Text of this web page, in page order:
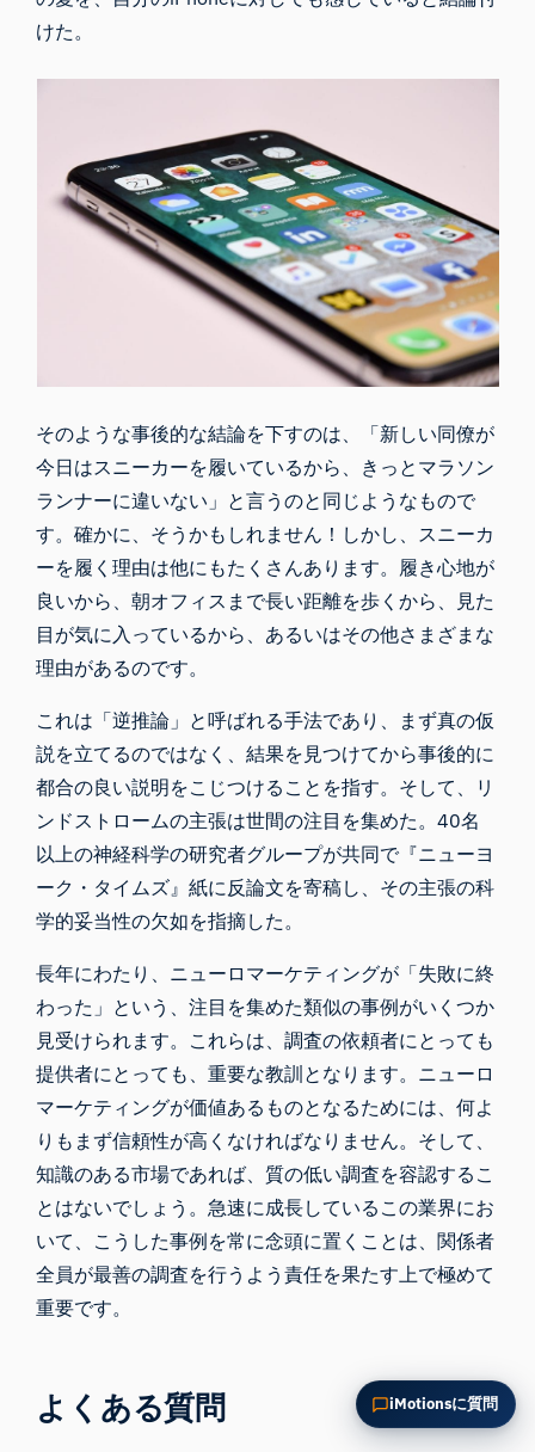
けた。
そのような事後的な結論を下すのは、「新しい同僚が
今日はスニーカーを履いているから、きっとマラソン
ランナーに違いない」と言うのと同じようなもので
す。確かに、そうかもしれません！しかし、スニーカ
ーを履く理由は他にもたくさんあります。履き心地が
良いから、朝オフィスまで長い距離を歩くから、見た
目が気に入っているから、あるいはその他さまざまな
理由があるのです。
これは「逆推論」と呼ばれる手法であり、まず真の仮
説を立てるのではなく、結果を見つけてから事後的に
都合の良い説明をこじつけることを指す。そして、リ
ンドストロームの主張は世間の注目を集めた。40名
以上の神経科学の研究者グループが共同で『ニューヨ
ーク・タイムズ』紙に反論文を寄稿し、その主張の科
学的妥当性の欠如を指摘した。
長年にわたり、ニューロマーケティングが「失敗に終
わった」という、注目を集めた類似の事例がいくつか
見受けられます。これらは、調査の依頼者にとっても
提供者にとっても、重要な教訓となります。ニューロ
マーケティングが価値あるものとなるためには、何よ
りもまず信頼性が高くなければなりません。そして、
知識のある市場であれば、質の低い調査を容認するこ
とはないでしょう。急速に成長しているこの業界にお
いて、こうした事例を常に念頭に置くことは、関係者
全員が最善の調査を行うよう責任を果たす上で極めて
重要です。
よくある質問 iMotionsに質問
iMotionsリサーチアシスタント
研究方法、製品、センサー、SDK、リソースに
ついて質問するか、研究したい内容を説明して
ください。
質問内容に基づいて、役立つ次の質問を提案しま
す。
この記事について質問
これをどう応用できますか？